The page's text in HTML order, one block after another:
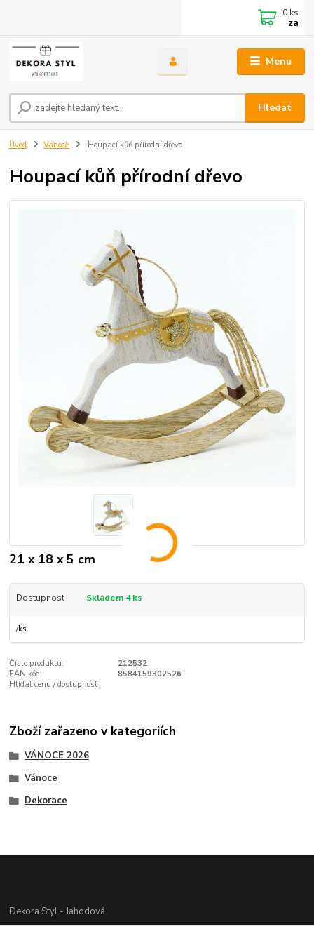
Menu
Hledat
0 ks
za
Úvod Vánoce Houpací kůň přírodní dřevo
Houpací kůň přírodní dřevo
21 x 18 x 5 cm
Dostupnost Skladem 4 ks
/ks
Číslo produktu:
212532
EAN kód:
8584159302526
Hlídat cenu / dostupnost
Zboží zařazeno v kategoriích
VÁNOCE 2026
Vánoce
Dekorace
Dekora Styl - Jahodová